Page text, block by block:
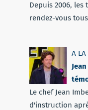
Depuis 2006, les
rendez-vous
A LA
Le chef Jean
d'instruction